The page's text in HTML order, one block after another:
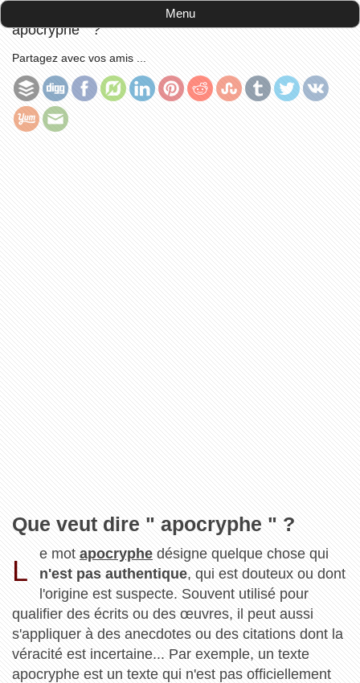
Questions-Réponses
apocryphe " ?
Partagez avec vos amis ...
Que veut dire " apocryphe " ?
L
e motapocryphe désigne quelque chose qui
n'est pas authentique, qui est douteux ou dont
l'origine est suspecte. Souvent utilisé pour
qualifier des écrits ou des œuvres, il peut aussi
s'appliquer à des anecdotes ou des citations dont la
véracité est incertaine... Par exemple, un texte
apocryphe est un texte qui n'est pas officiellement
Menu